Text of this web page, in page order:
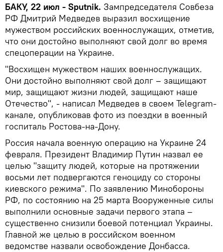
БАКУ, 22 июл - Sputnik. Зампредседателя Совбеза
РФ Дмитрий Медведев выразил восхищение
мужеством российских военнослужащих, отметив,
что они достойно выполняют свой долг во время
спецоперации на Украине.
"Восхищен мужеством наших военнослужащих.
Они достойно выполняют свой долг – защищают
мир, защищают жизни людей, защищают наше
Отечество", - написал Медведев в своем Telegram-
канале, опубликовав фото из поездки в военный
госпиталь Ростова-на-Дону.
Россия начала военную операцию на Украине 24
февраля. Президент Владимир Путин назвал ее
целью "защиту людей, которые на протяжении
восьми лет подвергаются геноциду со стороны
киевского режима". По заявлению Минобороны
РФ, по состоянию на 25 марта Вооруженные силы
выполнили основные задачи первого этапа –
существенно снизили боевой потенциал Украины.
Главной же целью в российском военном
ведомстве назвали освобождение Донбасса.